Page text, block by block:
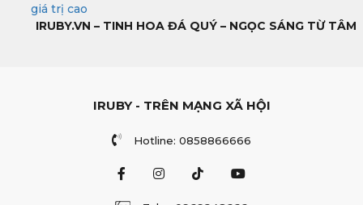
giá trị cao
IRUBY.VN – TINH HOA ĐÁ QUÝ – NGỌC SÁNG TỪ TÂM
IRUBY - TRÊN MẠNG XÃ HỘI
Hotline: 0858866666